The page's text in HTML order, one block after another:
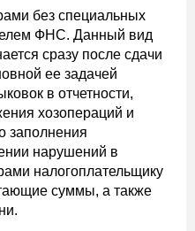
без специальных
ФНС. Данный вид
сразу после сдачи
ее задачей
в отчетности,
хозопераций и
заполнения
нарушений в
налогоплательщику
суммы, а также